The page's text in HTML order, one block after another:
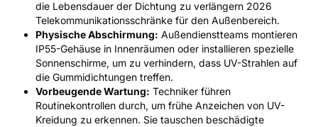
die Lebensdauer der Dichtung zu verlängern 2026
Telekommunikationsschränke für den Außenbereich.
Physische Abschirmung: Außendienstteams montieren
IP55-Gehäuse in Innenräumen oder installieren spezielle
Sonnenschirme, um zu verhindern, dass UV-Strahlen auf
die Gummidichtungen treffen.
Vorbeugende Wartung: Techniker führen
Routinekontrollen durch, um frühe Anzeichen von UV-
Kreidung zu erkennen. Sie tauschen beschädigte